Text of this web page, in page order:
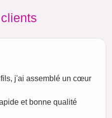
j'ai assemblé un cœur
et bonne qualité